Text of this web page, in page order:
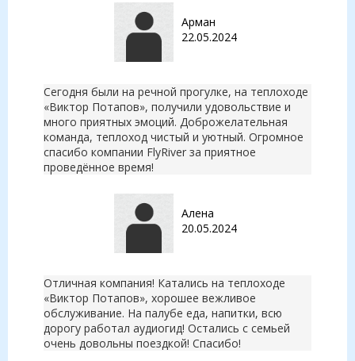
Арман
22.05.2024
Сегодня были на речной прогулке, на теплоходе
«Виктор Потапов», получили удовольствие и
много приятных эмоций. Доброжелательная
команда, теплоход чистый и уютный. Огромное
спасибо компании FlyRiver за приятное
проведённое время!
Алена
20.05.2024
Отличная компания! Катались на теплоходе
«Виктор Потапов», хорошее вежливое
обслуживание. На палубе еда, напитки, всю
дорогу работал аудиогид! Остались с семьей
очень довольны поездкой! Спасибо!